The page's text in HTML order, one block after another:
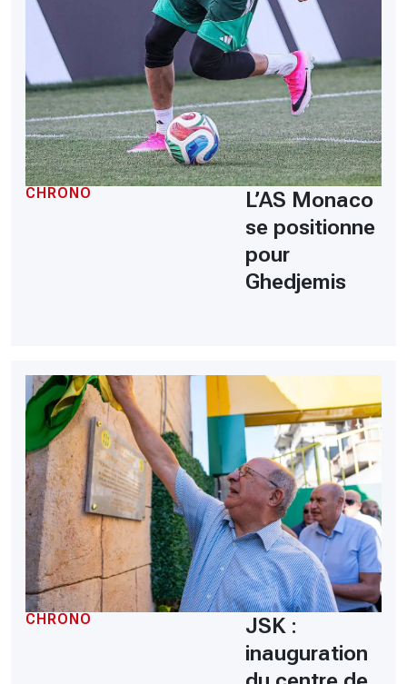
CHRONO
L’AS Monaco
se positionne
pour
Ghedjemis
CHRONO
JSK :
inauguration